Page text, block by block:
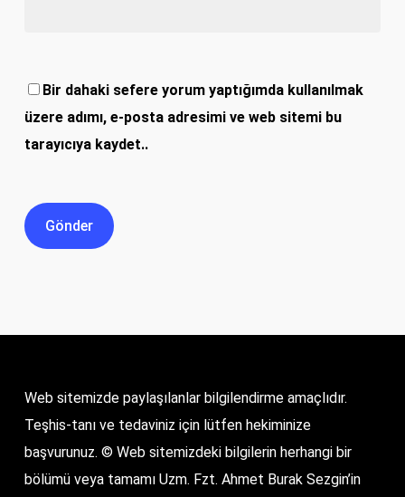
Bir dahaki sefere yorum yaptığımda kullanılmak
üzere adımı, e-posta adresimi ve web sitemi bu
tarayıcıya kaydet..
Web sitemizde paylaşılanlar bilgilendirme amaçlıdır.
Teşhis-tanı ve tedaviniz için lütfen hekiminize
başvurunuz. © Web sitemizdeki bilgilerin herhangi bir
bölümü veya tamamı Uzm. Fzt. Ahmet Burak Sezgin’in